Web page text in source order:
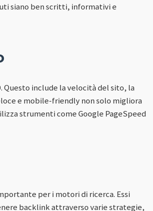
siano ben scritti, informativi e
include la velocità del sito, la
e mobile-friendly non solo migliora
strumenti come Google PageSpeed
per i motori di ricerca. Essi
backlink attraverso varie strategie,